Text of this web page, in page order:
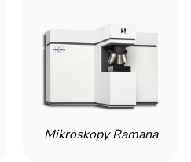
Mikroskopy Ramana